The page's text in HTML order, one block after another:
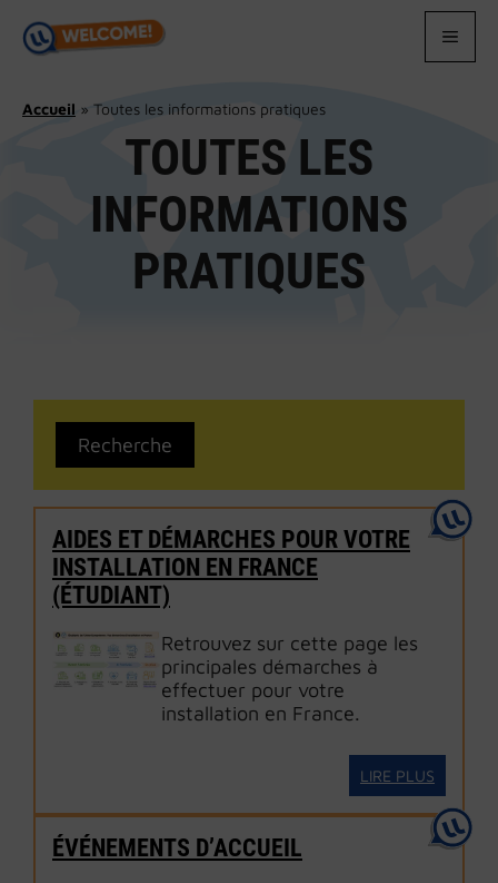
contenu
Accueil » Toutes les informations pratiques
TOUTES LES
INFORMATIONS
PRATIQUES
AIDES ET DÉMARCHES POUR VOTRE
INSTALLATION EN FRANCE
(ÉTUDIANT)
Retrouvez sur cette page les
principales démarches à
effectuer pour votre
installation en France.
LIRE PLUS
ÉVÉNEMENTS D’ACCUEIL